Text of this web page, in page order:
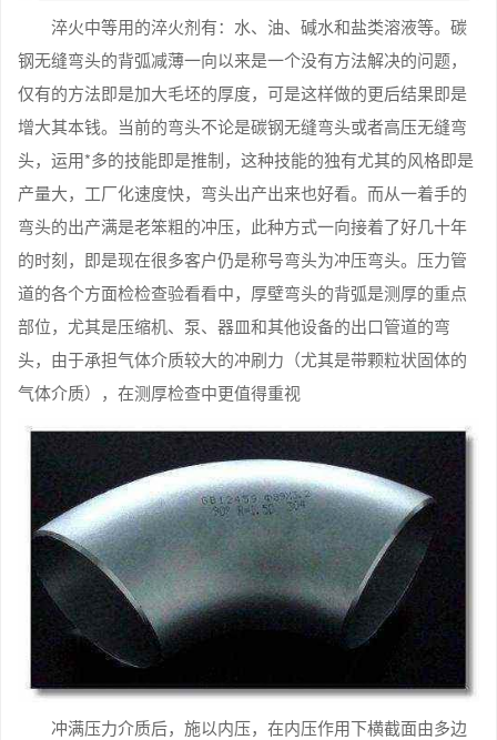
淬火中等用的淬火剂有：水、油、碱水和盐类溶液等。碳
钢无缝弯头的背弧减薄一向以来是一个没有方法解决的问题，
仅有的方法即是加大毛坯的厚度，可是这样做的更后结果即是
增大其本钱。当前的弯头不论是碳钢无缝弯头或者高压无缝弯
头，运用*多的技能即是推制，这种技能的独有尤其的风格即是
产量大，工厂化速度快，弯头出产出来也好看。而从一着手的
弯头的出产满是老笨粗的冲压，此种方式一向接着了好几十年
的时刻，即是现在很多客户仍是称号弯头为冲压弯头。压力管
道的各个方面检检查验看看中，厚壁弯头的背弧是测厚的重点
部位，尤其是压缩机、泵、器皿和其他设备的出口管道的弯
头，由于承担气体介质较大的冲刷力（尤其是带颗粒状固体的
气体介质），在测厚检查中更值得重视
冲满压力介质后，施以内压，在内压作用下横截面由多边